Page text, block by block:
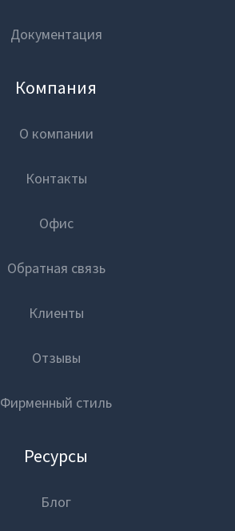
Документация
Компания
О компании
Контакты
Офис
Обратная связь
Клиенты
Отзывы
Фирменный стиль
Ресурсы
Блог